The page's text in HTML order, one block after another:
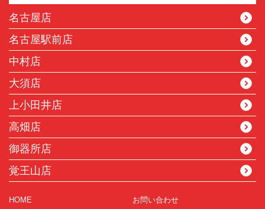
名古屋店
名古屋駅前店
中村店
大須店
上小田井店
高畑店
御器所店
覚王山店
HOME
お問い合わせ